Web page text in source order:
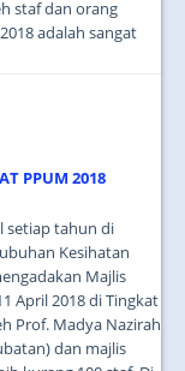
staf dan orang
adalah sangat
PPUM 2018
setiap tahun di
Kesihatan
Majlis
April 2018 di Tingkat
Prof. Madya Nazirah
dan majlis